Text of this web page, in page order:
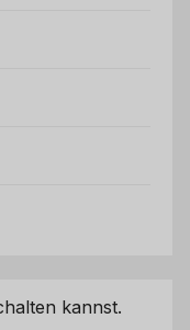
kannst.